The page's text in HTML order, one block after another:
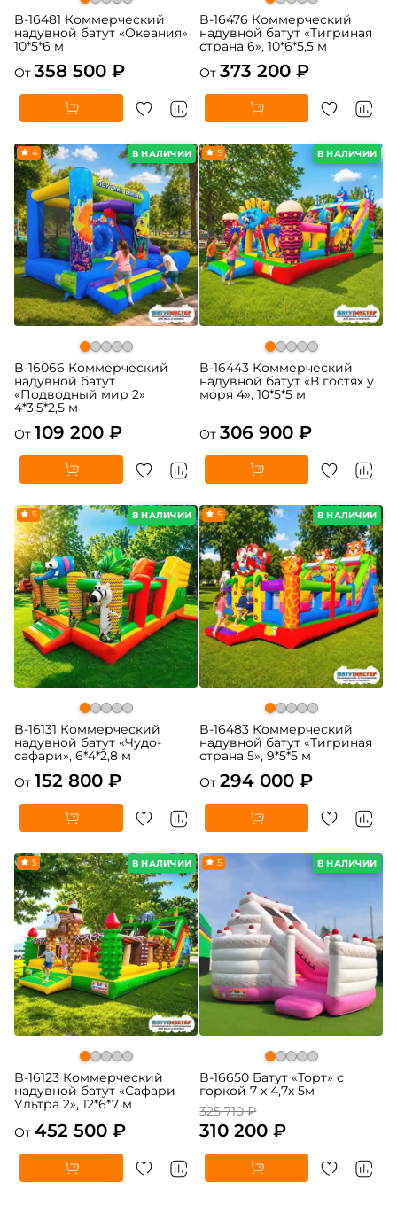
B-16481 Коммерческий
надувной батут «Океания»
10*5*6 м
От 358 500 ₽
B-16476 Коммерческий
надувной батут «Тигриная
страна 6», 10*6*5,5 м
От 373 200 ₽
В НАЛИЧИИ
4
B-16066 Коммерческий
надувной батут
«Подводный мир 2»
4*3,5*2,5 м
От 109 200 ₽
В НАЛИЧИИ
5
B-16443 Коммерческий
надувной батут «В гостях у
моря 4», 10*5*5 м
От 306 900 ₽
В НАЛИЧИИ
5
B-16131 Коммерческий
надувной батут «Чудо-
сафари», 6*4*2,8 м
От 152 800 ₽
В НАЛИЧИИ
5
B-16483 Коммерческий
надувной батут «Тигриная
страна 5», 9*5*5 м
От 294 000 ₽
В НАЛИЧИИ
5
B-16123 Коммерческий
надувной батут «Сафари
Ультра 2», 12*6*7 м
От 452 500 ₽
В НАЛИЧИИ
-5%
B-16650 Батут «Торт» с
горкой 7 х 4,7х 5м
325 710 ₽
310 200 ₽